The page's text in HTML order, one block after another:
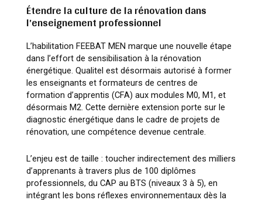
Étendre la culture de la rénovation dans
l’enseignement professionnel
L’habilitation FEEBAT MEN marque une nouvelle étape
dans l’effort de sensibilisation à la rénovation
énergétique. Qualitel est désormais autorisé à former
les enseignants et formateurs de centres de
formation d’apprentis (CFA) aux modules M0, M1, et
désormais M2. Cette dernière extension porte sur le
diagnostic énergétique dans le cadre de projets de
rénovation, une compétence devenue centrale.
L’enjeu est de taille : toucher indirectement des milliers
d’apprenants à travers plus de 100 diplômes
professionnels, du CAP au BTS (niveaux 3 à 5), en
intégrant les bons réflexes environnementaux dès la